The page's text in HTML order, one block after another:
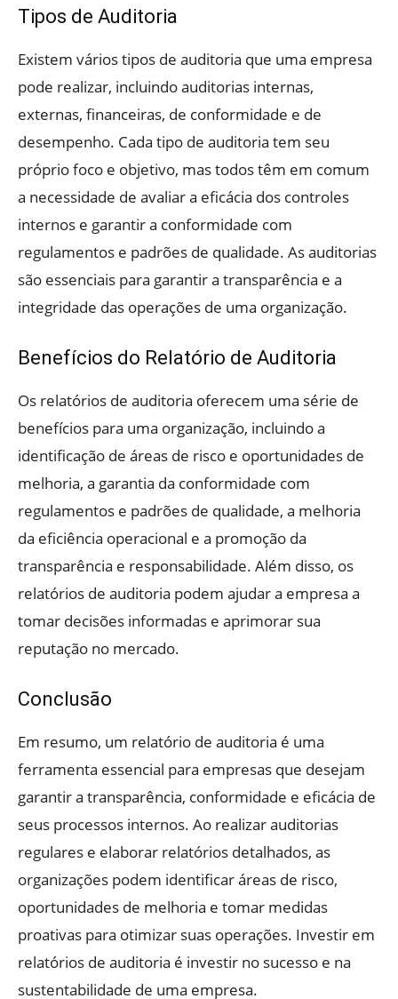
Tipos de Auditoria
Existem vários tipos de auditoria que uma empresa
pode realizar, incluindo auditorias internas,
externas, financeiras, de conformidade e de
desempenho. Cada tipo de auditoria tem seu
próprio foco e objetivo, mas todos têm em comum
a necessidade de avaliar a eficácia dos controles
internos e garantir a conformidade com
regulamentos e padrões de qualidade. As auditorias
são essenciais para garantir a transparência e a
integridade das operações de uma organização.
Benefícios do Relatório de Auditoria
Os relatórios de auditoria oferecem uma série de
benefícios para uma organização, incluindo a
identificação de áreas de risco e oportunidades de
melhoria, a garantia da conformidade com
regulamentos e padrões de qualidade, a melhoria
da eficiência operacional e a promoção da
transparência e responsabilidade. Além disso, os
relatórios de auditoria podem ajudar a empresa a
tomar decisões informadas e aprimorar sua
reputação no mercado.
Conclusão
Em resumo, um relatório de auditoria é uma
ferramenta essencial para empresas que desejam
garantir a transparência, conformidade e eficácia de
seus processos internos. Ao realizar auditorias
regulares e elaborar relatórios detalhados, as
organizações podem identificar áreas de risco,
oportunidades de melhoria e tomar medidas
proativas para otimizar suas operações. Investir em
relatórios de auditoria é investir no sucesso e na
sustentabilidade de uma empresa.